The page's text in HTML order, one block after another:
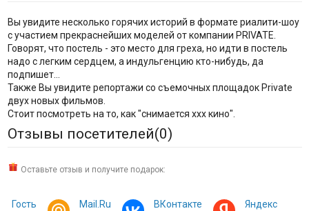
Вы увидите несколько горячих историй в формате риалити-шоу
с участием прекраснейших моделей от компании PRIVATE.
Говорят, что постель - это место для греха, но идти в постель
надо с легким сердцем, а индульгенцию кто-нибудь, да
подпишет...
Также Вы увидите репортажи со съемочных площадок Private
двух новых фильмов.
Стоит посмотреть на то, как "снимается xxx кино".
Отзывы посетителей(0)
Оставьте отзыв и получите подарок:
Гость Mail.Ru ВКонтакте Яндекс